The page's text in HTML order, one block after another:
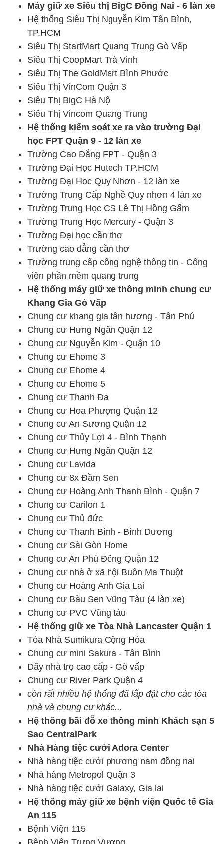
Máy giữ xe Siêu thị BigC Đồng Nai - 6 làn xe
Hệ thống Siêu Thị Nguyễn Kim Tân Bình,
TP.HCM
Siêu Thị StartMart Quang Trung Gò Vấp
Siêu Thị CoopMart Trà Vinh
Siêu Thị The GoldMart Bình Phước
Siêu Thị VinCom Quận 3
Siêu Thị BigC Hà Nội
Siêu Thị Vincom Quang Trung
Hệ thống kiểm soát xe ra vào trường Đại
học FPT Quận 9 - 12 làn xe
Trường Cao Đẳng FPT - Quận 3
Trường Đại Học Hutech TP.HCM
Trường Đại Hoc Quy Nhơn - 12 làn xe
Trường Trung Cấp Nghề Quy nhơn 4 làn xe
Trường Trung Học CS Lê Thị Hồng Gấm
Trường Trung Học Mercury - Quận 3
Trường Đại học cần thơ
Trường cao đẳng cần thơ
Trường trung cấp công nghệ thông tin - Công
viên phần mềm quang trung
Hệ thống máy giữ xe thông minh chung cư
Khang Gia Gò Vấp
Chung cư khang gia tân hương - Tân Phú
Chung cư Hưng Ngân Quận 12
Chung cư Nguyễn Kim - Quận 10
Chung cư Ehome 3
Chung cư Ehome 4
Chung cư Ehome 5
Chung cư Thanh Đa
Chung cư Hoa Phượng Quận 12
Chung cư An Sương Quận 12
Chung cư Thủy Lợi 4 - Bình Thạnh
Chung cư Hưng Ngân Quận 12
Chung cư Lavida
Chung cư 8x Đầm Sen
Chung cư Hoàng Anh Thanh Bình - Quận 7
Chung cư Carilon 1
Chung cư Thủ đức
Chung cư Thanh Bình - Bình Dương
Chung cư Sài Gòn Home
Chung cư An Phú Đông Quận 12
Chung cư nhà ở xã hội Buôn Ma Thuột
Chung cư Hoàng Anh Gia Lai
Chung cư Bàu Sen Vũng Tàu (4 làn xe)
Chung cư PVC Vũng tàu
Hệ thống giữ xe Tòa Nhà Lancaster Quận 1
Tòa Nhà Sumikura Cộng Hòa
Chung cư mini Sakura - Tân Bình
Dãy nhà trọ cao cấp - Gò vấp
Chung cư River Park Quận 4
còn rất nhiều hệ thống đã lắp đặt cho các tòa
nhà và chung cư khác...
Hệ thống bãi đỗ xe thông minh Khách sạn 5
Sao CentralPark
Nhà Hàng tiệc cưới Adora Center
Nhà hàng tiệc cưới phương nam đồng nai
Nhà hàng Metropol Quận 3
Nhà hàng tiệc cưới Galaxy, Gia lai
Hệ thống máy giữ xe bệnh viện Quốc tế Gia
An 115
Bệnh Viện 115
Bệnh Viện Trưng Vương